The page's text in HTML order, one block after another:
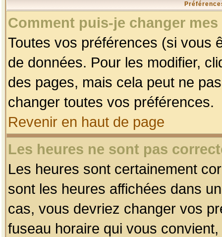
Comment puis-je changer
Toutes vos préférences (si vous
de données. Pour les modifier,
des pages, mais cela peut ne
changer toutes vos préférences.
Revenir en haut de page
Les heures ne sont pas
Les heures sont certainement
sont les heures affichées dans
cas, vous devriez changer vos
fuseau horaire qui vous